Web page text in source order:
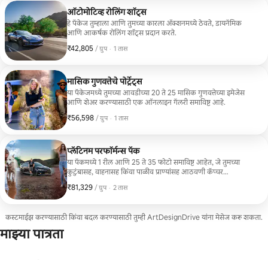
ऑटोमोटिव्ह रोलिंग शॉट्स
हे पॅकेज तुम्हाला आणि तुमच्या कारला ॲक्शनमध्ये ठेवते, डायनॅमिक
आणि आकर्षक रोलिंग शॉट्स प्रदान करते.
₹42,805 / ग्रुप
₹42,805, प्रति ग्रुप
, · 1 तास
मासिक गुणवत्तेचे पोर्ट्रेट्स
या पॅकेजमध्ये तुमच्या आवडीच्या 20 ते 25 मासिक गुणवत्तेच्या इमेजेस
आणि शेअर करण्यासाठी एक ऑनलाइन गॅलरी समाविष्ट आहे.
₹56,598 / ग्रुप
₹56,598, प्रति ग्रुप
, · 1 तास
प्लॅटिनम परफॉर्मन्स पॅक
या पॅकमध्ये 1 रील आणि 25 ते 35 फोटो समाविष्ट आहेत, जे तुमच्या
कुटुंबासह, वाहनासह किंवा पाळीव प्राण्यांसह आठवणी कॅप्चर
₹81,329 / ग्रुप
₹81,329, प्रति ग्रुप
, · 2 तास
कस्टमाईझ करण्यासाठी किंवा बदल करण्यासाठी तुम्ही ArtDesignDrive यांना मेसेज करू शकता.
माझ्या पात्रता